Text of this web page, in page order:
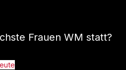
Frauen WM statt?